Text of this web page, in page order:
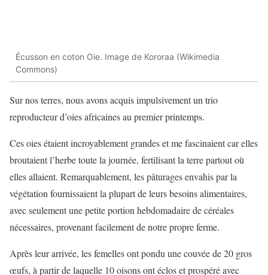
Écusson en coton Oie. Image de Kororaa (Wikimedia
Commons)
Sur nos terres, nous avons acquis impulsivement un trio
reproducteur d’oies africaines au premier printemps.
Ces oies étaient incroyablement grandes et me fascinaient car elles
broutaient l’herbe toute la journée, fertilisant la terre partout où
elles allaient. Remarquablement, les pâturages envahis par la
végétation fournissaient la plupart de leurs besoins alimentaires,
avec seulement une petite portion hebdomadaire de céréales
nécessaires, provenant facilement de notre propre ferme.
Après leur arrivée, les femelles ont pondu une couvée de 20 gros
œufs, à partir de laquelle 10 oisons ont éclos et prospéré avec